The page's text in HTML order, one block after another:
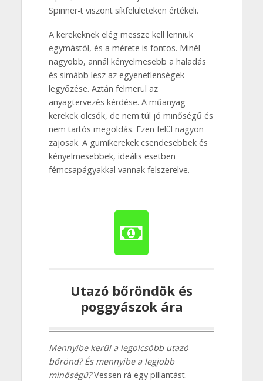
Spinner-t viszont síkfelületeken értékeli.
A kerekeknek elég messze kell lenniük
egymástól, és a mérete is fontos. Minél
nagyobb, annál kényelmesebb a haladás
és simább lesz az egyenetlenségek
legyőzése. Aztán felmerül az
anyagtervezés kérdése. A műanyag
kerekek olcsók, de nem túl jó minőségű és
nem tartós megoldás. Ezen felül nagyon
zajosak. A gumikerekek csendesebbek és
kényelmesebbek, ideális esetben
fémcsapágyakkal vannak felszerelve.
Utazó bőröndök és
poggyászok ára
Mennyibe kerül a legolcsóbb utazó
bőrönd? És mennyibe a legjobb
minőségű?Vessen rá egy pillantást.